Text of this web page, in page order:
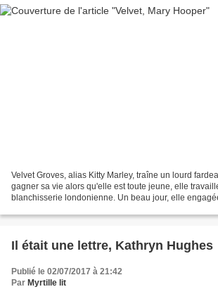
Velvet Groves, alias Kitty Marley, traîne un lourd
gagner sa vie alors qu'elle est toute jeune, elle
blanchisserie londonienne. Un beau jour, elle
Il était une lettre, Kathryn Hughes
Publié le 02/07/2017 à 21:42
Par Myrtille lit